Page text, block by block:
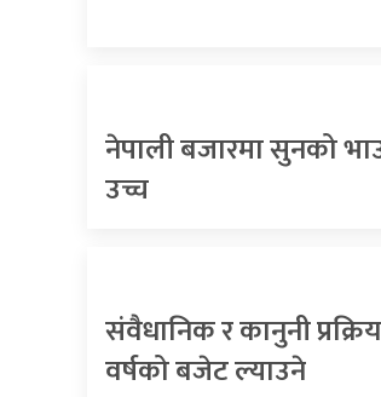
नेपाली बजारमा सुनको
उच्च
संवैधानिक र कानुनी
वर्षको बजेट ल्याउने